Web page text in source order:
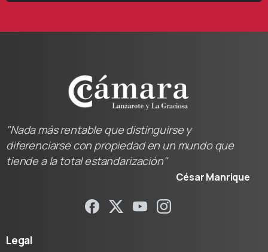
"Nada más rentable que distinguirse y
diferenciarse con propiedad en un mundo que
tiende a la total estandarización"
César Manrique
Legal